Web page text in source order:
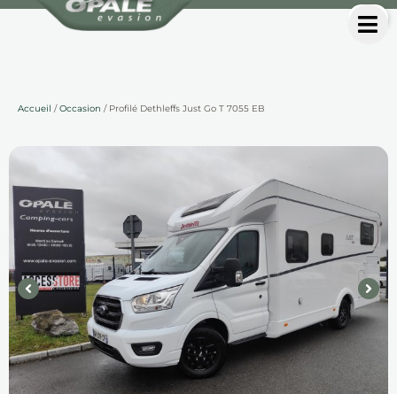
Accueil /Occasion / Profilé Dethleffs Just Go T 7055 EB